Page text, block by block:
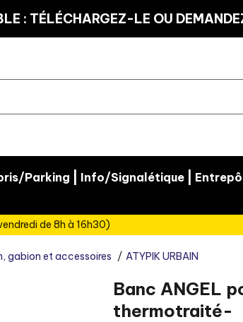
: TÉLÉCHARGEZ-LE OU
Parking Info/Signalétique
de 8h à 16h30)
gabion et accessoires ATYPIK URBAIN
Banc ANGEL
thermotraité-